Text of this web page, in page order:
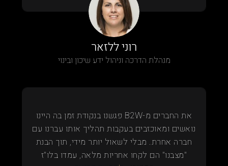
רוני ללזאר
מנהלת הדרכה וניהול ידע שיכון ובינוי
את החברים מ-B2W פגשנו בנקודת זמן בה היינו
נואשים ומאוכזבים בעקבות תהליך אותו עברנו עם
חברה אחרת. מבלי לשאול יותר מידי, תוך הבנת
"מצבנו" הם לקחו אחריות מלאה, עמדו בלו"ז